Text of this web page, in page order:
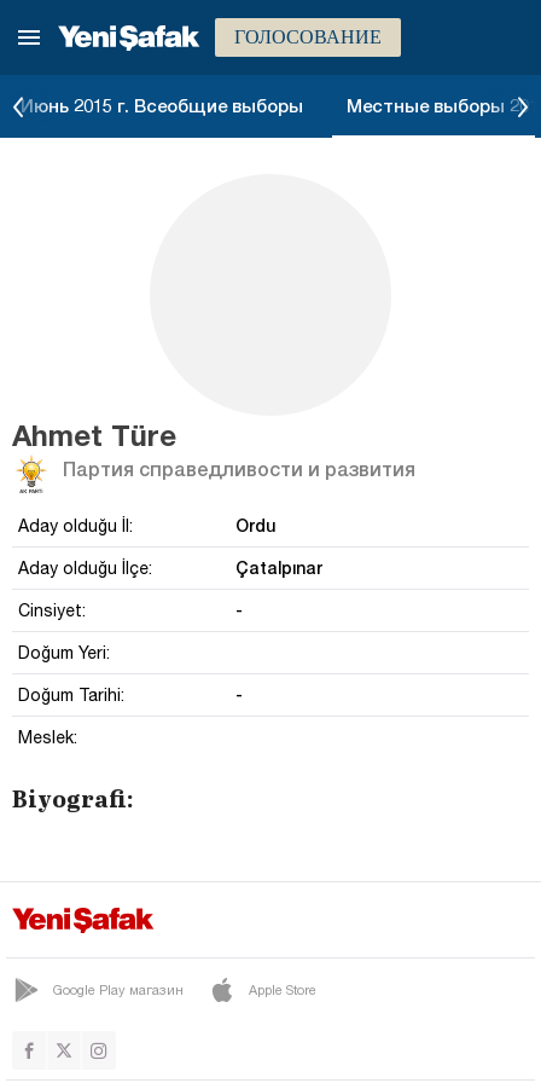
ГОЛОСОВАНИЕ
Июнь 2015 г. Всеобщие выборы Местные выборы
Ahmet Türe
Партия справедливости и развития
Aday olduğu İl: Ordu
Aday olduğu İlçe: Çatalpınar
Cinsiyet: -
Doğum Yeri:
Doğum Tarihi: -
Meslek:
Biyografi:
Google Play магазин Apple Store